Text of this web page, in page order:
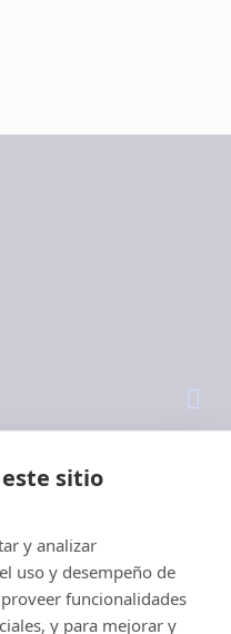
este sitio
y analizar
uso y desempeño de
funcionalidades
y para mejorar y